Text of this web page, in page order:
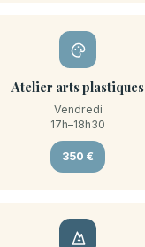
Atelier arts plastiques
Vendredi
17h–18h30
350 €